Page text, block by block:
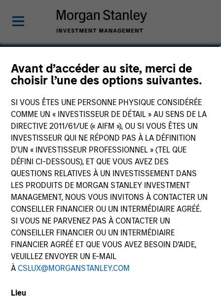
Avant d’accéder au site, merci de
choisir l’une des options suivantes.
SI VOUS ÊTES UNE PERSONNE PHYSIQUE CONSIDÉRÉE
COMME UN « INVESTISSEUR DE DÉTAIL » AU SENS DE LA
DIRECTIVE 2011/61/UE (« AIFM »), OU SI VOUS ÊTES UN
INVESTISSEUR QUI NE RÉPOND PAS À LA DÉFINITION
D’UN « INVESTISSEUR PROFESSIONNEL » (TEL QUE
DÉFINI CI-DESSOUS), ET QUE VOUS AVEZ DES
QUESTIONS RELATIVES À UN INVESTISSEMENT DANS
LES PRODUITS DE MORGAN STANLEY INVESTMENT
MANAGEMENT, NOUS VOUS INVITONS À CONTACTER UN
CONSEILLER FINANCIER OU UN INTERMÉDIAIRE AGRÉÉ.
SI VOUS NE PARVENEZ PAS À CONTACTER UN
CONSEILLER FINANCIER OU UN INTERMÉDIAIRE
FINANCIER AGRÉÉ ET QUE VOUS AVEZ BESOIN D’AIDE,
VEUILLEZ ENVOYER UN E-MAIL
À CSLUX@MORGANSTANLEY.COM
Lieu
Matthew T. Buckley, CFA
Executive Director